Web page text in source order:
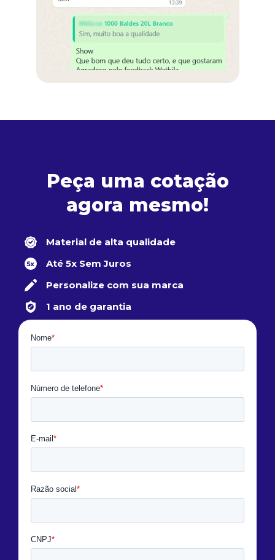
Peça uma cotação
agora mesmo!
Material de alta qualidade
Até 5x Sem Juros
Personalize com sua marca
1 ano de garantia